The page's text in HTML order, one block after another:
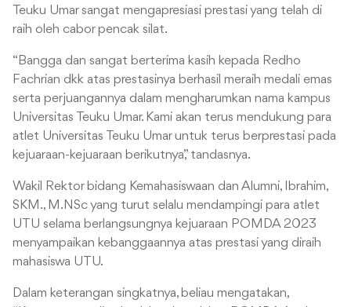
Teuku Umar sangat mengapresiasi prestasi yang telah di
raih oleh cabor pencak silat.
“Bangga dan sangat berterima kasih kepada Redho
Fachrian dkk atas prestasinya berhasil meraih medali emas
serta perjuangannya dalam mengharumkan nama kampus
Universitas Teuku Umar. Kami akan terus mendukung para
atlet Universitas Teuku Umar untuk terus berprestasi pada
kejuaraan-kejuaraan berikutnya,” tandasnya.
Wakil Rektor bidang Kemahasiswaan dan Alumni, Ibrahim,
SKM., M.NSc yang turut selalu mendampingi para atlet
UTU selama berlangsungnya kejuaraan POMDA 2023
menyampaikan kebanggaannya atas prestasi yang diraih
mahasiswa UTU.
Dalam keterangan singkatnya, beliau mengatakan,